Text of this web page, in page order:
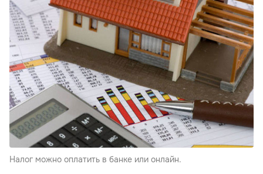
Налог можно оплатить в банке или онлайн.